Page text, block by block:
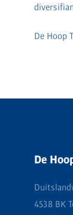
De Hoop
De
4538 BK